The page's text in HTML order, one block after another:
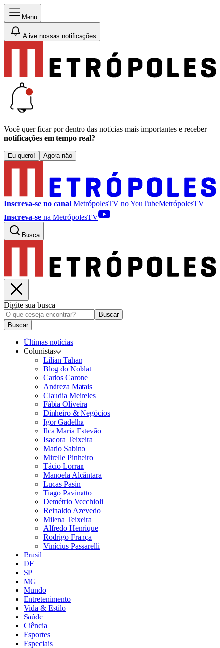
Menu
Ative nossas notificações
Você quer ficar por dentro das notícias mais importantes e receber
notificações em tempo real?
Eu quero! Agora não
Inscreva-se no canal MetrópolesTV noYouTubeMetrópolesTV
Inscreva-se na MetrópolesTV
Busca
Digite sua busca
Buscar
Buscar
Últimas notícias
Colunistas
Lilian Tahan
Blog do Noblat
Carlos Carone
Andreza Matais
Claudia Meireles
Fábia Oliveira
Dinheiro & Negócios
Igor Gadelha
Ilca Maria Estevão
Isadora Teixeira
Mario Sabino
Mirelle Pinheiro
Tácio Lorran
Manoela Alcântara
Lucas Pasin
Tiago Pavinatto
Demétrio Vecchioli
Reinaldo Azevedo
Milena Teixeira
Alfredo Henrique
Rodrigo França
Vinícius Passarelli
Brasil
DF
SP
MG
Mundo
Entretenimento
Vida & Estilo
Saúde
Ciência
Esportes
Especiais